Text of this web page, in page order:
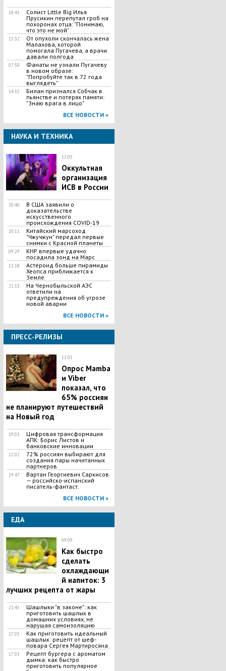
18:45
Солист Little Big Илья
Прусикин перепутал гроб на
похоронах отца: "Понимаю,
что это не мой"
15:32
От опухоли скончалась жена
Малахова, которой
помогала Пугачева, а врачи
давали полгода
07:58
Фанаты не узнали Пугачеву
в новом образе:
"Попробуйте так в 72 года
выглядеть"
14:35
Билан признался Собчак в
пьянстве и потерях памяти:
"Знаю врага в лицо"
ВСЕ НОВОСТИ »
НАУКА И ТЕХНИКА
12:05
Оккультная
организация
ИСВ в России
20:40
В США заявили о
доказательстве
искусственного
происхождения COVID-19
20:11
Китайский марсоход
"Чжучжун" передал первые
снимки с Красной планеты
09:29
КНР впервые удачно
посадила зонд на Марс
11:18
Астероид больше пирамиды
Хеопса приближается к
Земле
21:13
На Чернобыльской АЭС
ответили на
предупреждения об угрозе
новой аварии
ВСЕ НОВОСТИ »
ПРЕСС-РЕЛИЗЫ
11:01
Опрос Mamba
и Viber
показал, что
65% россиян
не планируют путешествий
на Новый год
19:01
Цифровая трансформация
АПК: Борис Листов и
банковские инновации
12:02
72% россиян выбирают для
создания пары начитанных
партнеров
19:47
Вартан Георгиевич Саркисов
— российско-испанский
писатель-фантаст.
ВСЕ НОВОСТИ »
ЕДА
09:09
Как быстро
сделать
охлаждающи
й напиток: 3
лучших рецепта от жары
21:45
Шашлыки "в законе": как
приготовить шашлык в
домашних условиях, не
нарушая самоизоляцию
17:05
Как приготовить идеальный
шашлык​: рецепт от шеф-
повара Сергея Мартиросяна
17:03
Рецепт бургера с ароматом
дымка: как быстро
приготовить популярное